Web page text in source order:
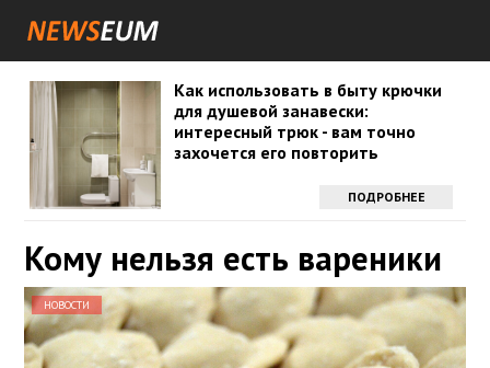
Как использовать в быту крючки
для душевой занавески:
интересный трюк - вам точно
захочется его повторить
ПОДРОБНЕЕ
Кому нельзя есть вареники
НОВОСТИ